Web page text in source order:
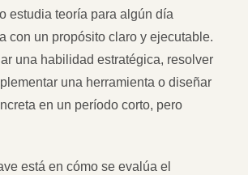
estudia teoría para algún día
con un propósito claro y ejecutable.
una habilidad estratégica, resolver
una herramienta o diseñar
en un período corto, pero
está en cómo se evalúa el